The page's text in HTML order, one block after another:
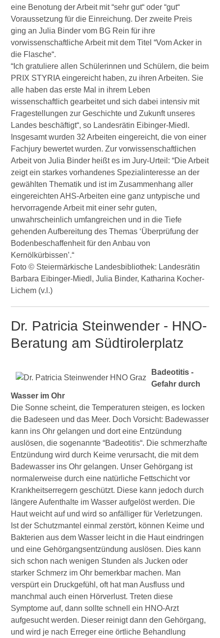
eine Benotung der Arbeit mit “sehr gut“ oder “gut“
Voraussetzung für die Einreichung. Der zweite Preis
ging an Julia Binder vom BG Rein für ihre
vorwissenschaftliche Arbeit mit dem Titel “Vom Acker in
die Flasche“.
“Ich gratuliere allen Schülerinnen und Schülern, die beim
PRIX STYRIA eingereicht haben, zu ihren Arbeiten. Sie
alle haben das erste Mal in ihrem Leben
wissenschaftlich gearbeitet und sich dabei intensiv mit
Fragestellungen zur Geschichte und Zukunft unseres
Landes beschäftigt“, so Landesrätin Eibinger-Miedl.
Insgesamt wurden 32 Arbeiten eingereicht, die von einer
Fachjury bewertet wurden. Zur vorwissenschaftlichen
Arbeit von Julia Binder heißt es im Jury-Urteil: “Die Arbeit
zeigt ein starkes vorhandenes Spezialinteresse an der
gewählten Thematik und ist im Zusammenhang aller
eingereichten AHS-Arbeiten eine ganz untypische und
hervorragende Arbeit mit einer sehr guten,
unwahrscheinlich umfangreichen und in die Tiefe
gehenden Aufbereitung des Themas ‘Überprüfung der
Bodenbeschaffenheit für den Anbau von
Kernölkürbissen’.“
Foto © Steiermärkische Landesbibliothek: Landesrätin
Barbara Eibinger-Miedl, Julia Binder, Katharina Kocher-
Lichem (v.l.)
Dr. Patricia Steinwender - HNO-
Beratung am Südtirolerplatz
Badeotitis -
Gefahr durch
Wasser im Ohr
Die Sonne scheint, die Temperaturen steigen, es locken
die Badeseen und das Meer. Doch Vorsicht: Badewasser
kann ins Ohr gelangen und dort eine Entzündung
auslösen, die sogenannte “Badeotitis“. Die schmerzhafte
Entzündung wird durch Keime verursacht, die mit dem
Badewasser ins Ohr gelangen. Unser Gehörgang ist
normalerweise durch eine natürliche Fettschicht vor
Krankheitserregern geschützt. Diese kann jedoch durch
längere Aufenthalte im Wasser aufgelöst werden. Die
Haut weicht auf und wird so anfälliger für Verletzungen.
Ist der Schutzmantel einmal zerstört, können Keime und
Bakterien aus dem Wasser leicht in die Haut eindringen
und eine Gehörgangsentzündung auslösen. Dies kann
sich schon nach wenigen Stunden als Jucken oder
starker Schmerz im Ohr bemerkbar machen. Man
verspürt ein Druckgefühl, oft hat man Ausfluss und
manchmal auch einen Hörverlust. Treten diese
Symptome auf, dann sollte schnell ein HNO-Arzt
aufgesucht werden. Dieser reinigt dann den Gehörgang,
und wird je nach Erreger eine örtliche Behandlung